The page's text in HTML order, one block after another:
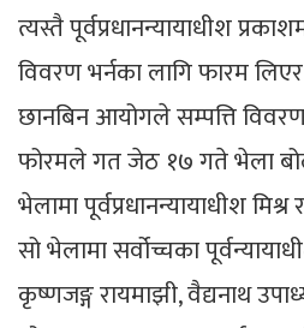
त्यस्तै पूर्वप्रधानन्यायाधीश
विवरण भर्नका लागि फारम
छानबिन आयोगले सम्पत्ति
फोरमले गत जेठ १७ गते भेला
भेलामा पूर्वप्रधानन्यायाधीश
सो भेलामा सर्वोच्चका
कृष्णजङ्ग रायमाझी, वैद्यनाथ